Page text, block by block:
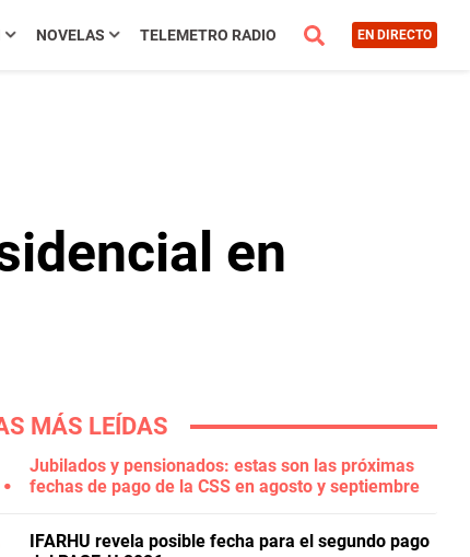
NOVELAS TELEMETRO RADIO EN DIRECTO
en
MÁS LEÍDAS
Jubilados y pensionados: estas son las próximas
fechas de pago de la CSS en agosto y septiembre
IFARHU revela posible fecha para el segundo pago